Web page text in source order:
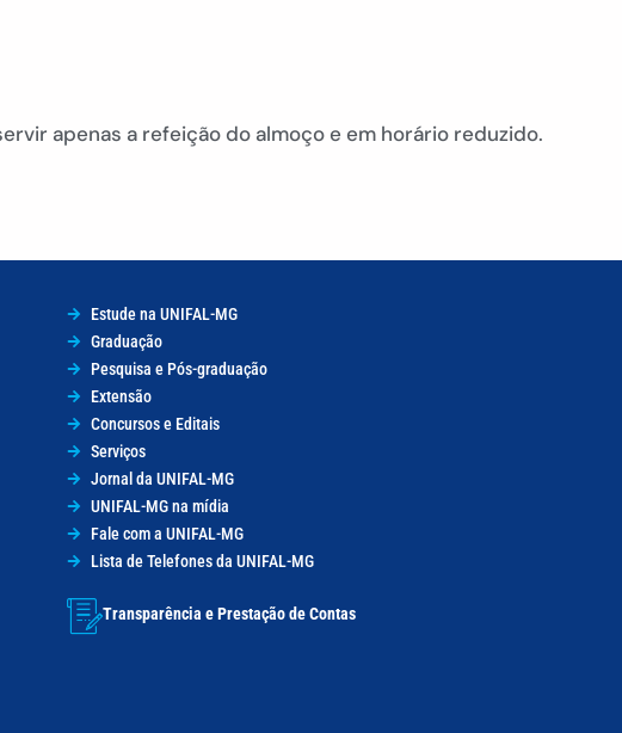
apenas a refeição do almoço e em horário reduzido.
Estude na UNIFAL-MG
Graduação
Pesquisa e Pós-graduação
Extensão
Concursos e Editais
Serviços
Jornal da UNIFAL-MG
UNIFAL-MG na mídia
Fale com a UNIFAL-MG
Lista de Telefones da UNIFAL-MG
Transparência e Prestação de Contas